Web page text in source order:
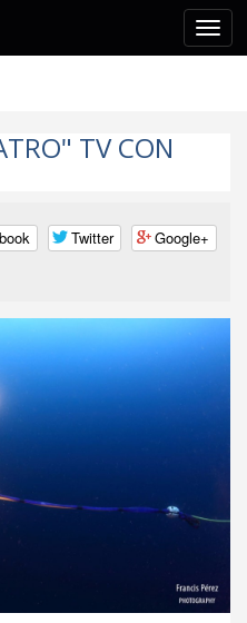
TV CON
Twitter Google+